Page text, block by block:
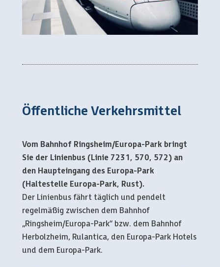
Öffentliche Verkehrsmittel
Vom Bahnhof Ringsheim/Europa-Park bringt
Sie der Linienbus (Linie 7231, 570, 572) an
den Haupteingang des Europa-Park
(Haltestelle Europa-Park, Rust).
Der Linienbus fährt täglich und pendelt
regelmäßig zwischen dem Bahnhof
„Ringsheim/Europa-Park“ bzw. dem Bahnhof
Herbolzheim, Rulantica, den Europa-Park Hotels
und dem Europa-Park.